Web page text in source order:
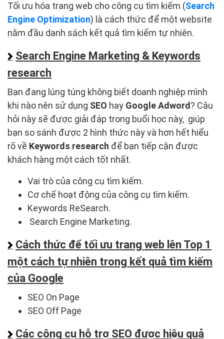
Tối ưu hóa trang web cho công cụ tìm kiếm (Search
Engine Optimization) là cách thức để một website
nằm đầu danh sách kết quả tìm kiếm tự nhiên.
Search Engine Marketing & Keywords
research
Bạn đang lúng túng không biết doanh nghiệp mình
khi nào nên sử dụng SEO hay Google Adword? Câu
hỏi này sẽ được giải đáp trong buổi học này, giúp
bạn so sánh được 2 hình thức này và hơn hết hiểu
rõ về Keywords research để bạn tiếp cận được
khách hàng một cách tốt nhất.
Vai trò của công cụ tìm kiếm.
Cơ chế hoạt động của công cụ tìm kiếm.
Keywords ReSearch.
Search Engine Marketing.
Cách thức để tối ưu trang web lên Top 1
một cách tự nhiên trong kết quả tìm kiếm
của Google
SEO On Page
SEO Off Page
Các công cụ hỗ trợ SEO được hiệu quả